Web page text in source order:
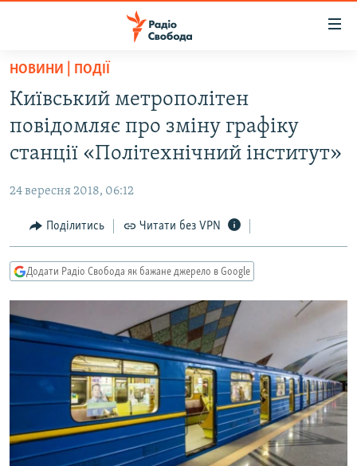
Перейти
основного
матеріалу
до
основної
навігації
Перейти
до
пошуку
ЕКОНОМІКА
СУСПІЛЬСТВО
СВІТ
РОСІЙСЬКА «ФІЛЬТРАЦІЯ»
ДОНБАС.РЕАЛІЇ
ТИ ЯК?
СХЕМИ
КИТАЙ.ВИКЛИКИ
МУЛЬТИМЕДІА
ФОТО
СПЕЦПРОЄКТИ
ПОДКАСТИ
НОВИНИ | ПОДІЇ
Київський метрополітен
повідомляє про зміну графіку
станції «Політехнічний інститут»
24 вересня 2018, 06:12
Поділитись Читати без VPN
Додати Радіо Свобода як бажане джерело в Google